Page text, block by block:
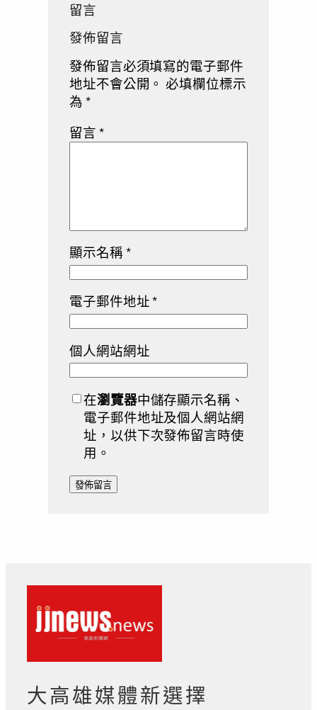
留言
發佈留言
發佈留言必須填寫的電子郵件
地址不會公開。 必填欄位標示
為*
留言*
顯示名稱*
電子郵件地址*
個人網站網址
在瀏覽器中儲存顯示名稱、
電子郵件地址及個人網站網
址，以供下次發佈留言時使
用。
大高雄媒體新選擇